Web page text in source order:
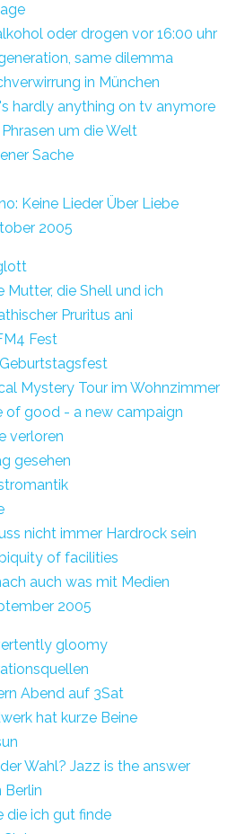
oder drogen vor 16:00 uhr
same dilemma
in München
hardly anything on tv anymore
um die Welt
Sache
Keine Lieder Über Liebe
2005
Mutter, die Shell und ich
Pruritus ani
Fest
Mystery Tour im Wohnzimmer
of good - a new campaign
verloren
gesehen
nicht immer Hardrock sein
of facilities
auch was mit Medien
2005
gloomy
Abend auf 3Sat
hat kurze Beine
Wahl? Jazz is the answer
Berlin
die ich gut finde